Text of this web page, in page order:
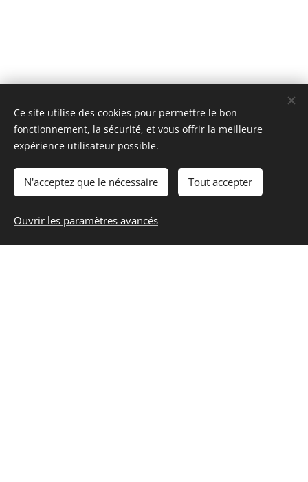
Ce site utilise des cookies pour permettre le bon
fonctionnement, la sécurité, et vous offrir la meilleure
expérience utilisateur possible.
N'acceptez que le nécessaire Tout accepter
Ouvrir les paramètres avancés